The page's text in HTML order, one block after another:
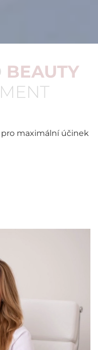
BEAUTY
maximální účinek